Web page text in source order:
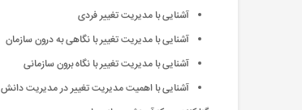
آشنایی با مدیریت تغییر فردی
آشنایی با مدیریت تغییر با نگاهی به درون سازمان
آشنایی با مدیریت تغییر با نگاه برون سازمانی
آشنایی با اهمیت مدیریت تغییر در مدیریت دانش